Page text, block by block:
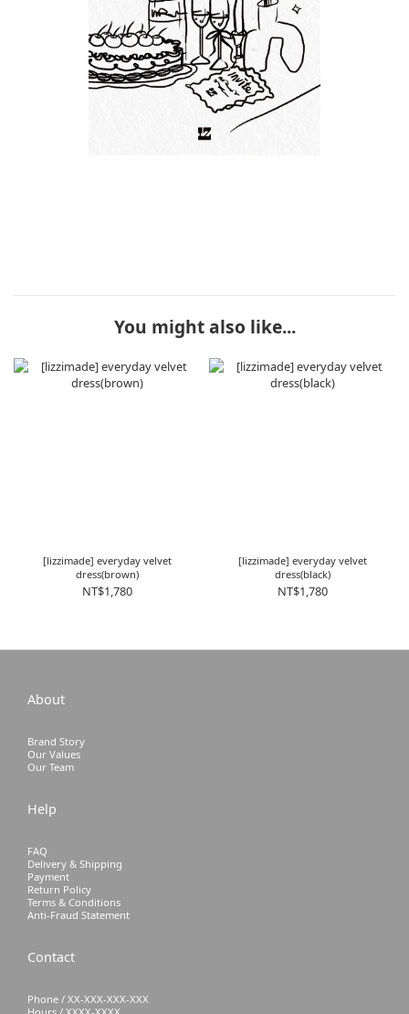
You might also like...
[lizzimade] everyday velvet
dress(brown)
NT$1,780
[lizzimade] everyday velvet
dress(black)
NT$1,780
About
Brand Story
Our Values
Our Team
Help
FAQ
Delivery & Shipping
Payment
Return Policy
Terms & Conditions
Anti-Fraud Statement
Contact
Phone / XX-XXX-XXX-XXX